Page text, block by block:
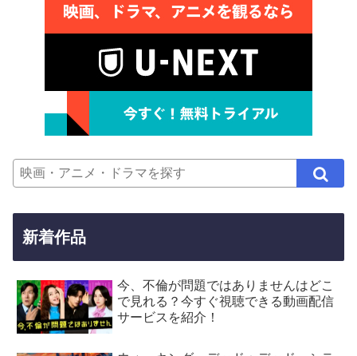
新着作品
今、不倫が問題ではありませんはどこ
で見れる？今すぐ視聴できる動画配信
サービスを紹介！